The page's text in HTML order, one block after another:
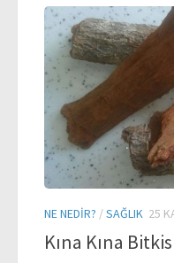
NE NEDIR? /SAĞLIK 25
Kına Kına